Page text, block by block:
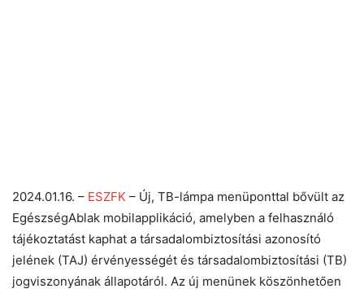
2024.01.16. – ESZFK – Új, TB-lámpa menüponttal bővült az
EgészségAblak mobilapplikáció, amelyben a felhasználó
tájékoztatást kaphat a társadalombiztosítási azonosító
jelének (TAJ) érvényességét és társadalombiztosítási (TB)
jogviszonyának állapotáról. Az új menünek köszönhetően